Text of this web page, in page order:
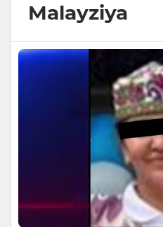
Malayziya